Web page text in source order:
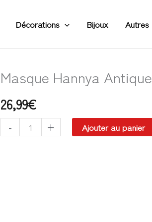
Décorations Bijoux Autres
Masque Hannya Antique
26,99€
-
quantité
Masque
Hannya
Antique
+ Ajouter au panier